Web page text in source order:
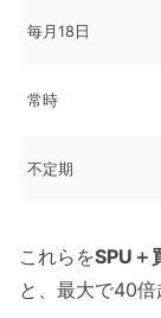
毎月18日
常時
不定期
これらをSPU＋
と、最大で40倍